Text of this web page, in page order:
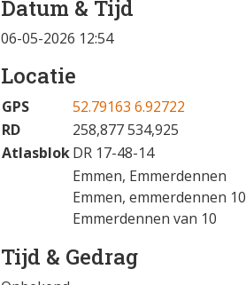
Datum & Tijd
06-05-2026 12:54
Locatie
GPS
52.79163 6.92722
RD
258,877 534,925
AtlasblokDR 17-48-14
Emmen, Emmerdennen
Emmen, emmerdennen 10
Emmerdennen van 10
Tijd & Gedrag